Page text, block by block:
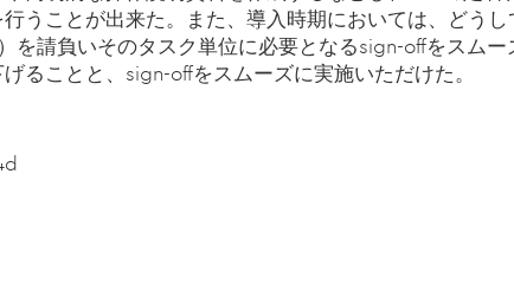
うことが出来た。また、導入時期においては、どう
）を請負いそのタスク単位に必要となるsign-offをスム
ることと、sign-offをスムーズに実施いただけた。